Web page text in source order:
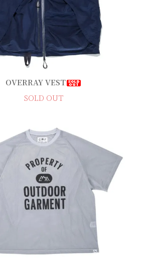
OVERRAY VEST
SOLD OUT